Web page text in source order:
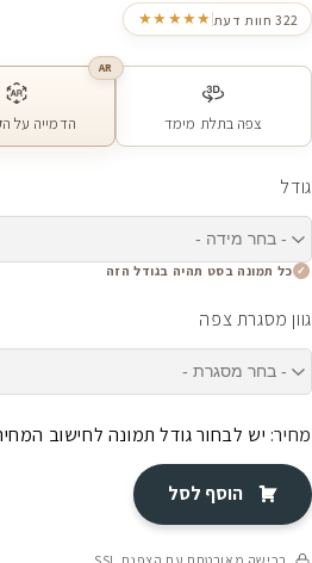
★★★★★ 322 חוות דעת
צפה בתלת מימד
AR
הדמייה על
גודל
כל תמונה בסט תהיה בגודל הזה
גוון מסגרת צפה
מחיר: יש לבחור גודל תמונה לחישוב
הוסף לסל